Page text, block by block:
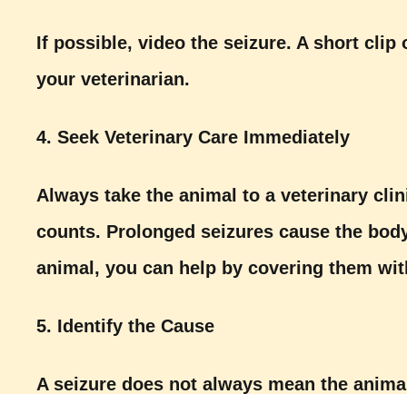
If possible, video the seizure. A short
your veterinarian.
4. Seek Veterinary Care Immediately
Always take the animal to a veterinary
counts. Prolonged seizures cause the
animal, you can help by covering them
5. Identify the Cause
A seizure does not always mean the